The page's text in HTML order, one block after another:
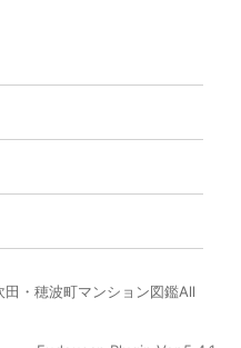
田・穂波町マンション図鑑All